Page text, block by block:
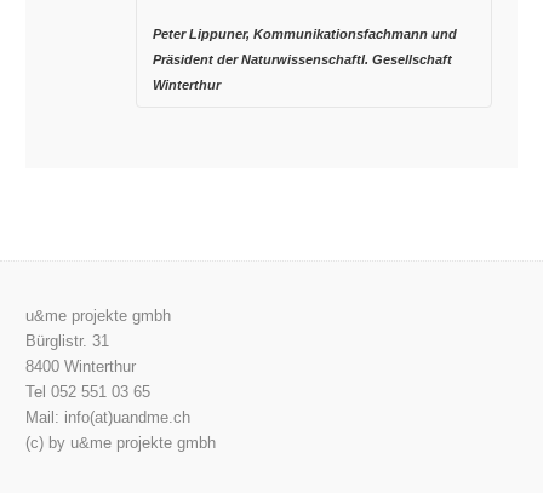
Peter Lippuner, Kommunikationsfachmann und
Präsident der Naturwissenschaftl. Gesellschaft
Winterthur
u&me projekte gmbh
Bürglistr. 31
8400 Winterthur
Tel 052 551 03 65
Mail: info(at)uandme.ch
(c) by u&me projekte gmbh